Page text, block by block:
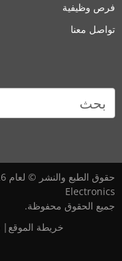
فرص وظيفية
تواصل معنا
Electronics
جميع الحقوق محفوظة.
خريطة الموقع |‎